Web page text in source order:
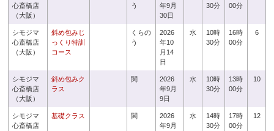
心斎橋店
（大阪）
う
年9月
30日
30分
00分
シモジマ
心斎橋店
（大阪）
斜め包みじ
っくり特訓
コース
くらの
う
2026
年10
月14
日
水
10時
30分
16時
00分
6
シモジマ
心斎橋店
（大阪）
斜め包みク
ラス
関
2026
年9月
9日
水
10時
30分
13時
00分
10
シモジマ
心斎橋店
基礎クラス 関
2026
年9月
水
14時
30分
17時
00分
12